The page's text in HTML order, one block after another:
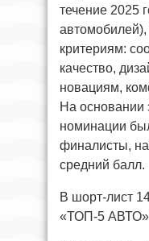
течение 2025
критериям:
качество,
новациям,
На основании
номинации
финалисты,
средний балл.
В шорт-лист
«ТОП-5